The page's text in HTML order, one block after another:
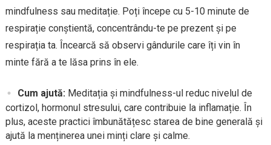
mindfulness sau meditație. Poți începe cu 5-10 minute de
respirație conștientă, concentrându-te pe prezent și pe
respirația ta. Încearcă să observi gândurile care îți vin în
minte fără a te lăsa prins în ele.
Cum ajută:Meditația și mindfulness-ul reduc nivelul de
cortizol, hormonul stresului, care contribuie la inflamație. În
plus, aceste practici îmbunătățesc starea de bine generală și
ajută la menținerea unei minți clare și calme.